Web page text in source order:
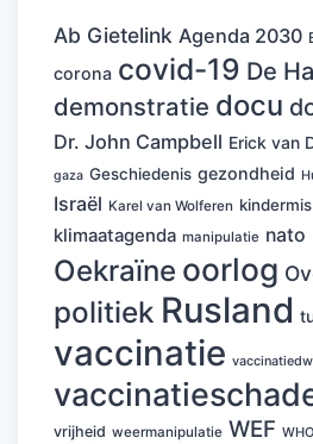
Ab Gietelink Agenda 2030
corona covid-19 De
demonstratie docu
Dr. John Campbell Erick van
gaza Geschiedenis gezondheid
Israël Karel van Wolferen
klimaatagenda manipulatie nato
Oekraïne oorlog
politiek Rusland
vaccinatie
vrijheid weermanipulatie WEF WHO